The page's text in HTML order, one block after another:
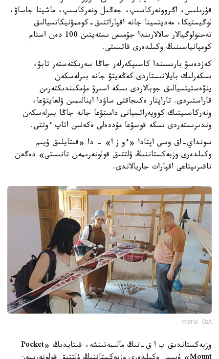
قۇرىلىس، اگروونەركاسىپ، جەڭىل ونەركاسىپ، ماشينا جاساۋ،
لوگيستيكا، مەديتسينا جانە اقپاراتتىق-كوممۋنيكاتسيالىق
تەحنولوگيالار سالالارىندا جۇمىس ىستەيتىن 100 دەن استام
كومپانياسىنىڭ وكىلدەرى قاتىستى.
كەزدەسۋ بارىسىندا كاسىپكەرلەر جاڭا سەرىكتەستەر تابۋ،
ىسكەرلىك بايلانىستاردى كەڭەيتۋ جانە بىرلەسكەن
ينۆەستيتسيالىق جوبالاردى ىسكە اسىرۋ مۇمكىندىكتەرىن
قاراستىردى. تاراپتار ەكىجاقتى ساۋدا اينالىمىن ۇلعايتۋعا،
ونەركاسىپتىك كووپەراتسيانى دامىتۋعا جانە جاڭا بىرلەسكەن
وندىرىستەردى ىسكە قوسۋعا مۇددەلى ەكەنىن اتاپ ءوتتى.
سونداي-اق وسى اپتادا «ءو ز ا» - دا «قىتايلىق ۇيىم
وكىلدەرى وزبەكستاننىڭ ۇلتتىق قولونەرىمەن تانىستى» دەگەن
تاقىرىپتاعى اقپارات جاريالاندى.
Фото: ӨзА
وزبەكستاندىق ب ا ق-تىڭ مالىمەتىنشە، قىتايدىڭ «Pocket